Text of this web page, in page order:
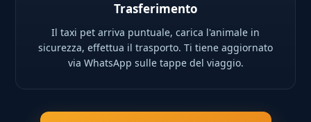
Trasferimento
Il taxi pet arriva puntuale, carica l'animale in
sicurezza, effettua il trasporto. Ti tiene aggiornato
via WhatsApp sulle tappe del viaggio.